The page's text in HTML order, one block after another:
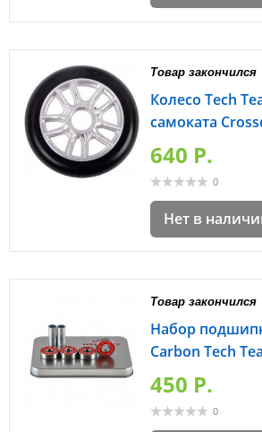
Товар закончился
Колесо Tech
самоката
640 P.
0
Нет в
Товар закончился
Набор
Carbon Tech
450 P.
0